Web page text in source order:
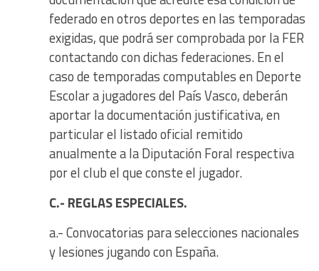
federado en otros deportes en las temporadas
exigidas, que podrá ser comprobada por la FER
contactando con dichas federaciones. En el
caso de temporadas computables en Deporte
Escolar a jugadores del País Vasco, deberán
aportar la documentación justificativa, en
particular el listado oficial remitido
anualmente a la Diputación Foral respectiva
por el club el que conste el jugador.
C.- REGLAS ESPECIALES.
a.- Convocatorias para selecciones nacionales
y lesiones jugando con España.